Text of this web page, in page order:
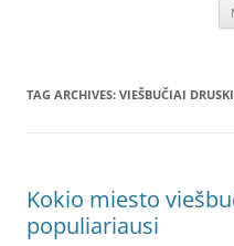
TAG ARCHIVES: VIEŠBUČIAI
Kokio miesto
populiariausi